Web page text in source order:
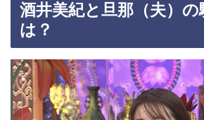
酒井美紀と旦那（夫）の
は？